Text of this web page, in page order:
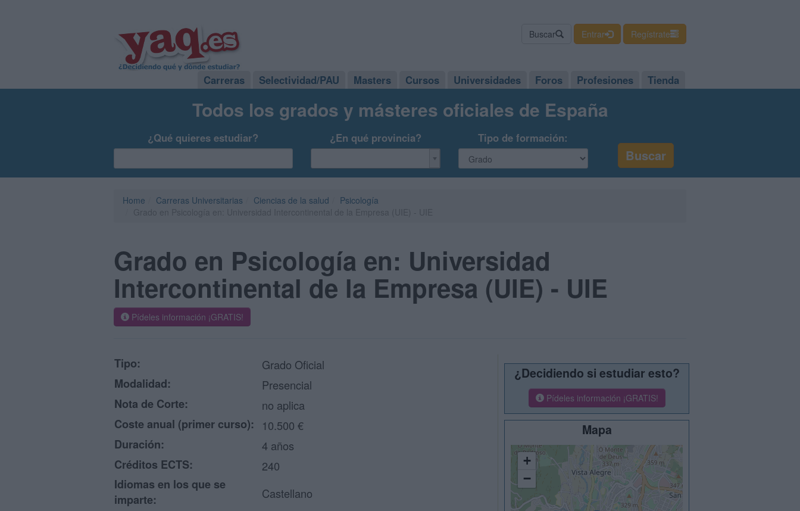
Buscar Entrar Regístrate
Carreras Selectividad/PAU Masters Cursos Universidades Foros Profesiones Tienda
Todos los grados y másteres oficiales de España
¿Qué quieres estudiar? ¿En qué provincia? Tipo de formación:
Home Carreras Universitarias Ciencias de la salud
Psicología
Grado en Psicología en: Universidad
Intercontinental de la Empresa (UIE) - UIE
Pídeles información ¡GRATIS!
Tipo:
Grado Oficial
Modalidad:
Presencial
Nota de Corte:
no aplica
Coste anual (primer curso):
10.500 €
Duración:
4 años
Créditos ECTS:
240
Idiomas en los que se
imparte:
Castellano
¿Decidiendo si estudiar esto?
Pídeles información ¡GRATIS!
Mapa
+
−